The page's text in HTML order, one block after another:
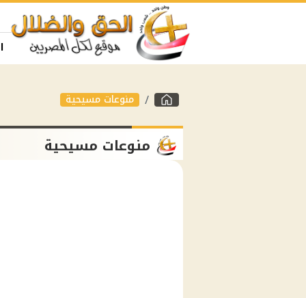
منوعات مسيحية
منوعات مسيحية